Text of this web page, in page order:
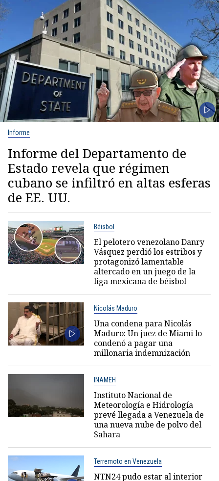
Informe
Informe del Departamento de
Estado revela que régimen
cubano se infiltró en altas esferas
de EE. UU.
Béisbol
El pelotero venezolano Danry
Vásquez perdió los estribos y
protagonizó lamentable
altercado en un juego de la
liga mexicana de béisbol
Nicolás Maduro
Una condena para Nicolás
Maduro: Un juez de Miami lo
condenó a pagar una
millonaria indemnización
INAMEH
Instituto Nacional de
Meteorología e Hidrología
prevé llegada a Venezuela de
una nueva nube de polvo del
Sahara
Terremoto en Venezuela
NTN24 pudo estar al interior